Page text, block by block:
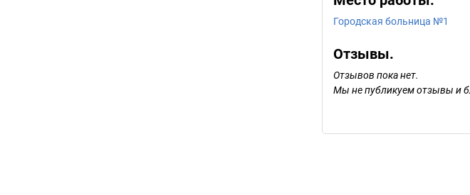
Городская больница №1
Отзывы.
Отзывов пока нет.
Мы не публикуем отзывы и